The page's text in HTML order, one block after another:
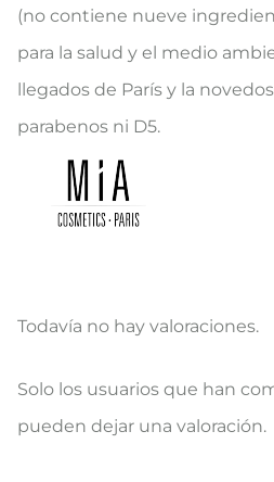
(no contiene nueve
para la salud y el medio
llegados de París y la
parabenos ni D5.
V
a
Todavía no hay valoraciones.
Solo los usuarios que han
pueden dejar una valoración.